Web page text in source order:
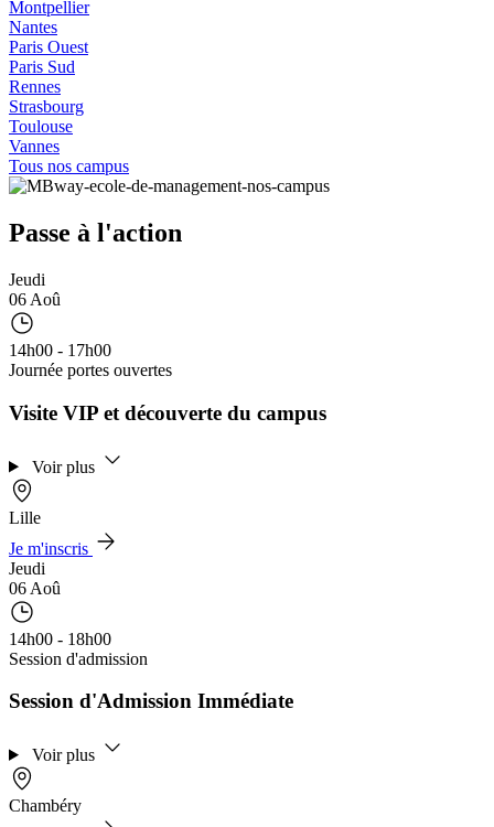
Montpellier
Nantes
Paris Ouest
Paris Sud
Rennes
Strasbourg
Toulouse
Vannes
Tous nos campus
Passe à l'action
Jeudi
06 Aoû
14h00 - 17h00
Journée portes ouvertes
Visite VIP et découverte du campus
Voir plus
Lille
Je m'inscris
Jeudi
06 Aoû
14h00 - 18h00
Session d'admission
Session d'Admission Immédiate
Voir plus
Chambéry